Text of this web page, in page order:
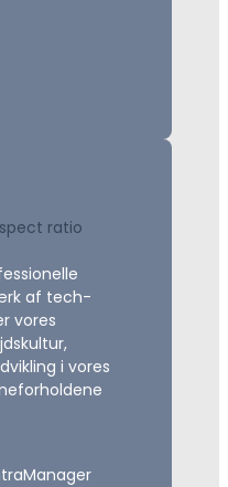
af tech-
vores
i vores